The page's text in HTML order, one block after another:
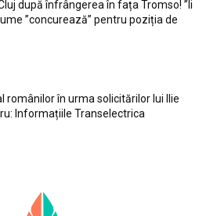
după înfrângerea în fața Tromso! ”Îi
”concurează” pentru poziția de
românilor în urma solicitărilor lui Ilie
Informațiile Transelectrica